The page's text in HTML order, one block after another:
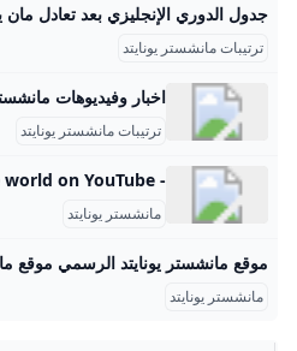
ترتيبات مانشستر يونايتد
ترتيبات مانشستر يونايتد
مانشستر يونايتد
مانشستر يونايتد